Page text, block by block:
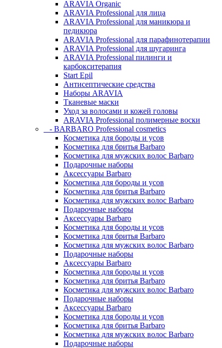
ARAVIA Organic
ARAVIA Professional для лица
ARAVIA Professional для маникюра и
педикюра
ARAVIA Professional для парафинотерапии
ARAVIA Professional для шугаринга
ARAVIA Professional пилинги и
карбокситерапия
Start Epil
Антисептические средства
Наборы ARAVIA
Тканевые маски
Уход за волосами и кожей головы
ARAVIA Professional полимерные воски
- BARBARO Professional cosmetics
Косметика для бороды и усов
Косметика для бритья Barbaro
Косметика для мужских волос Barbaro
Подарочные наборы
Аксессуары Barbaro
Косметика для бороды и усов
Косметика для бритья Barbaro
Косметика для мужских волос Barbaro
Подарочные наборы
Аксессуары Barbaro
Косметика для бороды и усов
Косметика для бритья Barbaro
Косметика для мужских волос Barbaro
Подарочные наборы
Аксессуары Barbaro
Косметика для бороды и усов
Косметика для бритья Barbaro
Косметика для мужских волос Barbaro
Подарочные наборы
Аксессуары Barbaro
Косметика для бороды и усов
Косметика для бритья Barbaro
Косметика для мужских волос Barbaro
Подарочные наборы